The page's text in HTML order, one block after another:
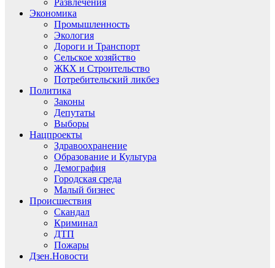
Развлечения
Экономика
Промышленность
Экология
Дороги и Транспорт
Сельское хозяйство
ЖКХ и Строительство
Потребительский ликбез
Политика
Законы
Депутаты
Выборы
Нацпроекты
Здравоохранение
Образование и Культура
Демография
Городская среда
Малый бизнес
Происшествия
Скандал
Криминал
ДТП
Пожары
Дзен.Новости